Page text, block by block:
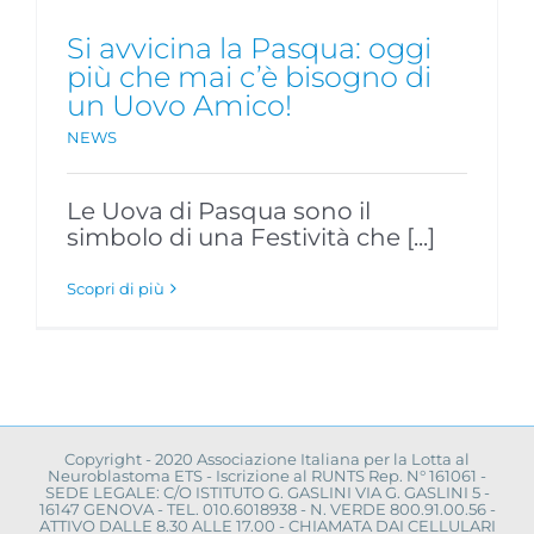
Si avvicina la Pasqua: oggi
più che mai c’è bisogno di
un Uovo Amico!
NEWS
Le Uova di Pasqua sono il
simbolo di una Festività che [...]
Scopri di più
Copyright - 2020 Associazione Italiana per la Lotta al
Neuroblastoma ETS - Iscrizione al RUNTS Rep. N° 161061 -
SEDE LEGALE: C/O ISTITUTO G. GASLINI VIA G. GASLINI 5 -
16147 GENOVA - TEL. 010.6018938 - N. VERDE 800.91.00.56 -
ATTIVO DALLE 8.30 ALLE 17.00 - CHIAMATA DAI CELLULARI